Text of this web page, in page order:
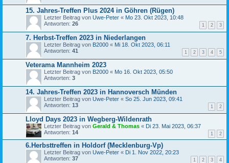
15. Jahres-Treffen Plus 2024 in Göhren (Rügen)
Letzter Beitrag von Uwe-Peter « Mo 23. Okt 2023, 10:48
Antworten: 26 1 2 3
7. Herbst-Treffen 2023 in Niederlangen
Letzter Beitrag von B2000 « Mi 18. Okt 2023, 06:11
Antworten: 41 1 2 3 4 5
Veterama Mannheim 2023
Letzter Beitrag von B2000 « Mo 16. Okt 2023, 05:50
Antworten: 3
14. Jahres-Treffen 2023 in Hannoversch Münden
Letzter Beitrag von Uwe-Peter « So 25. Jun 2023, 09:41
Antworten: 13 1 2
Lloyd Days 2023 in Wegberg-Wildenrath
Letzter Beitrag von Gerald & Thomas « Di 23. Mai 2023, 06:37
Antworten: 14 1 2
6.Herbsttreffen in Holdorf (Mecklenburg-Vp)
Letzter Beitrag von Uwe-Peter « Di 1. Nov 2022, 20:23
Antworten: 37 1 2 3 4